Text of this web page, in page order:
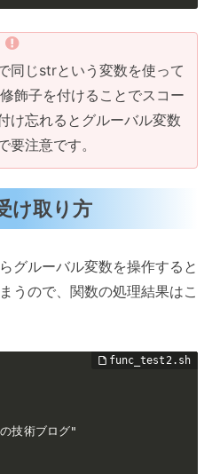
同じstrという変数を使って
飾子を付けることでスコー
け忘れるとグルーバル変数
要注意です。
け取り方
グルーバル変数を操作すると
うので、関数の処理結果はこ
術ブログ"